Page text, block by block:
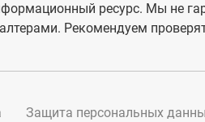
ресурс. Мы не
Рекомендуем
Защита персональных